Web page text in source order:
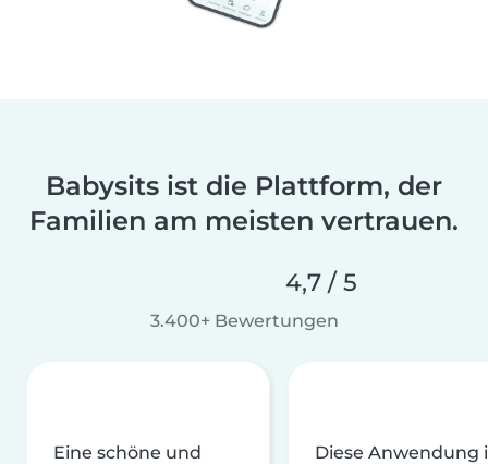
Babysits ist die Plattform, der
Familien am meisten vertrauen.
4,7 / 5
3.400+ Bewertungen
Eine schöne und
Diese Anwendung